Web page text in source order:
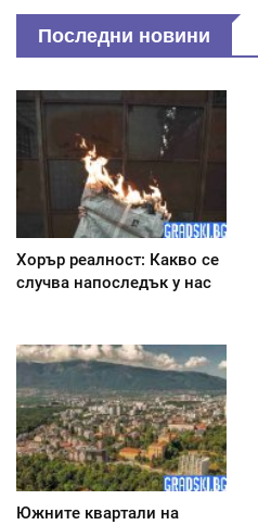
Последни новини
Хорър реалност: Какво се
случва напоследък у нас
Южните квартали на